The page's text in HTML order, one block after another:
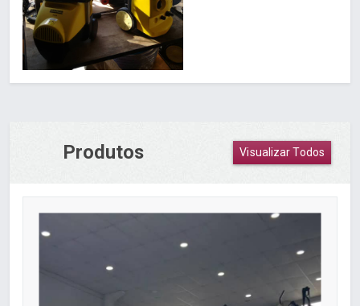
Produtos Visualizar Todos